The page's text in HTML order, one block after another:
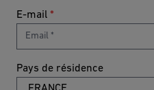
E-mail *
Pays de résidence